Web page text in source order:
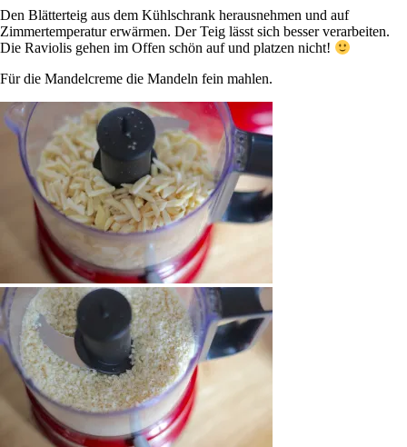
Den Blätterteig aus dem Kühlschrank herausnehmen und auf
Zimmertemperatur erwärmen. Der Teig lässt sich besser verarbeiten.
Die Raviolis gehen im Offen schön auf und platzen nicht!
Für die Mandelcreme die Mandeln fein mahlen.